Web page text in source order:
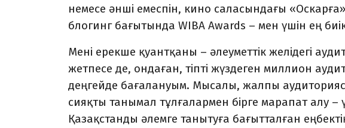
немесе әнші емеспін, кино саласындағы
блогинг бағытында WIBA Awards – мен үшін ең биік
Мені ерекше қуантқаны – әлеуметтік желідегі
жетпесе де, ондаған, тіпті жүздеген миллион
деңгейде бағалануым. Мысалы, жалпы
сияқты танымал тұлғалармен бірге марапат алу
Қазақстанды әлемге танытуға бағытталған